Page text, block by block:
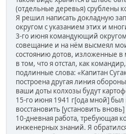
(отдельные деревья) срублены
Я решил написать докладную
округом с указанием этих и
3-го июня командующий
совещание и на нём высмеял
состоянию дотов, изложенные в
в том, что я отстал, как
подлинные слова: «Капитан
построена другая линия
ваши доты колхозы будут
15-го июня 1941 г[ода мной] был
восстановить [установить
10-дневная работа, требующая
инженерных знаний. Я